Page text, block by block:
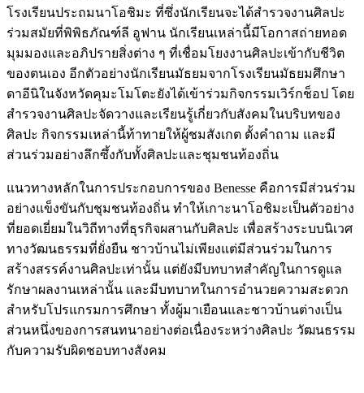
โรงเรียนประถมนาโอชิมะ ที่ซึ่งนักเรียนจะได้สำรวจงานศิลปะ
ร่วมสมัยที่พิพิธภัณฑ์ลี อูฟาน นักเรียนเหล่านี้มีโอกาสถ่ายทอด
มุมมองและอภิปรายสิ่งต่าง ๆ ที่เชื่อมโยงงานศิลปะเข้ากับชีวิต
ของตนเอง อีกตัวอย่างนักเรียนมัธยมจากโรงเรียนมัธยมศึกษา
ดาอีนิในจังหวัดคุมะโมโตะยังได้เข้าร่วมกิจกรรมเวิร์กช็อป โดย
สำรวจงานศิลปะจัดวางและเรียนรู้เกี่ยวกับสังคมในบริบทของ
ศิลปะ กิจกรรมเหล่านี้ท้าทายให้ผู้ชมสังเกต ตั้งคำถาม และมี
ส่วนร่วมอย่างลึกซึ้งกับทั้งศิลปะและชุมชนท้องถิ่น
แนวทางหลักในการประกอบการของ Benesse คือการมีส่วนร่วม
อย่างแข็งขันกับชุมชนท้องถิ่น ทำให้เกาะนาโอชิมะเป็นตัวอย่าง
ที่ยอดเยี่ยมในวิถีทางที่ธุรกิจผสานกับศิลปะ เพื่อสร้างระบบนิเวศ
ทางวัฒนธรรมที่ยั่งยืน ชาวบ้านไม่เพียงแต่มีส่วนร่วมในการ
สร้างสรรค์งานศิลปะเท่านั้น แต่ยังมีบทบาทสำคัญในการดูแล
รักษาผลงานเหล่านั้น และมีบทบาทในการอำนวยความสะดวก
สำหรับโปรแกรมการศึกษา ทั้งผู้มาเยือนและชาวบ้านต่างเป็น
ส่วนหนึ่งของการสนทนาอย่างต่อเนื่องระหว่างศิลปะ วัฒนธรรม
กับความรับผิดชอบทางสังคม